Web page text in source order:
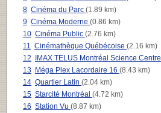
8 Cinéma du Parc (1.89 km)
9 Cinéma Moderne (0.86 km)
10 Cinéma Public (2.76 km)
11
Cinémathèque Québécoise (2.16 km)
12 IMAX TELUS Montréal Science Centre
13 Méga Plex Lacordaire 16 (8.43 km)
14 Quartier Latin (2.04 km)
15 Starcité Montréal (4.72 km)
16 Station Vu (8.87 km)